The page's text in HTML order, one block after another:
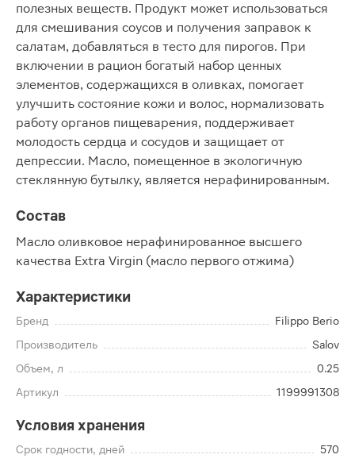
полезных веществ. Продукт может использоваться
для смешивания соусов и получения заправок к
салатам, добавляться в тесто для пирогов. При
включении в рацион богатый набор ценных
элементов, содержащихся в оливках, помогает
улучшить состояние кожи и волос, нормализовать
работу органов пищеварения, поддерживает
молодость сердца и сосудов и защищает от
депрессии. Масло, помещенное в экологичную
стеклянную бутылку, является нерафинированным.
Состав
Масло оливковое нерафинированное высшего
качества Extra Virgin (масло первого отжима)
Характеристики
Бренд
Filippo Berio
Производитель
Salov
Объем, л
0.25
Артикул
1199991308
Условия хранения
Срок годности, дней 570